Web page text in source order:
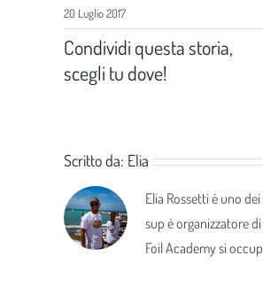
20 Luglio 2017
Condividi questa storia,
scegli tu dove!
Scritto da: Elia
Elia Rossetti è uno
sup è organizzatore
Foil Academy si